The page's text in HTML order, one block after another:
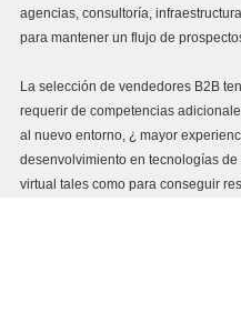
agencias, consultoría,
para mantener un flujo de
La selección de vendedores B2B
requerir de competencias
al nuevo entorno, ¿ mayor
desenvolvimiento en tecnologías
virtual tales como para conseguir